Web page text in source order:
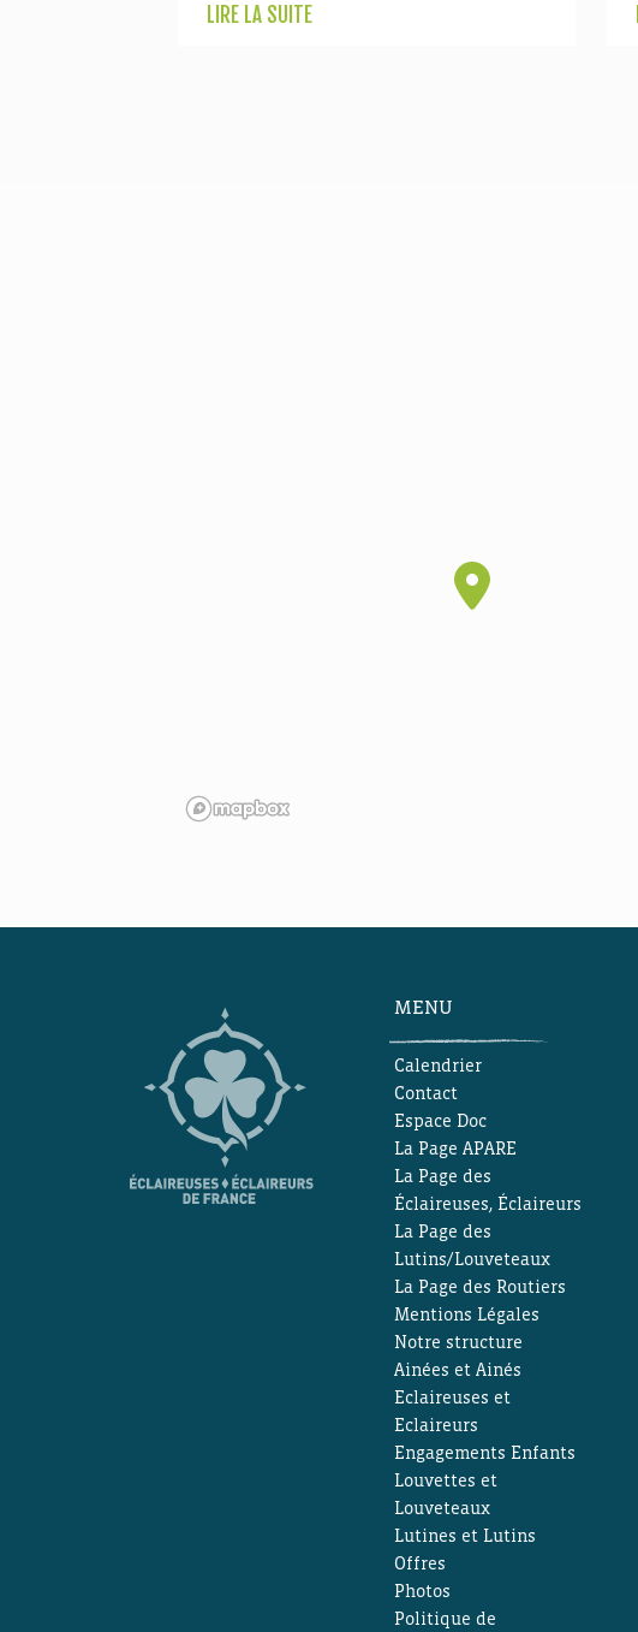
LIRE LA SUITE
MENU
Calendrier
Contact
Espace Doc
La Page APARE
La Page des
Éclaireuses, Éclaireurs
La Page des
Lutins/Louveteaux
La Page des Routiers
Mentions Légales
Notre structure
Ainées et Ainés
Eclaireuses et
Eclaireurs
Engagements Enfants
Louvettes et
Louveteaux
Lutines et Lutins
Offres
Photos
Politique de